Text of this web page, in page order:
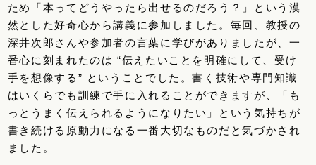
ため「本ってどうやったら出せるのだろう？」という漠
然とした好奇心から講義に参加しました。毎回、教授の
深井次郎さんや参加者の言葉に学びがありましたが、一
番心に刻まれたのは “伝えたいことを明確にして、受け
手を想像する” ということでした。書く技術や専門知識
はいくらでも訓練で手に入れることができますが、「も
っとうまく伝えられるようになりたい」という気持ちが
書き続ける原動力になる一番大切なものだと気づかされ
ました。